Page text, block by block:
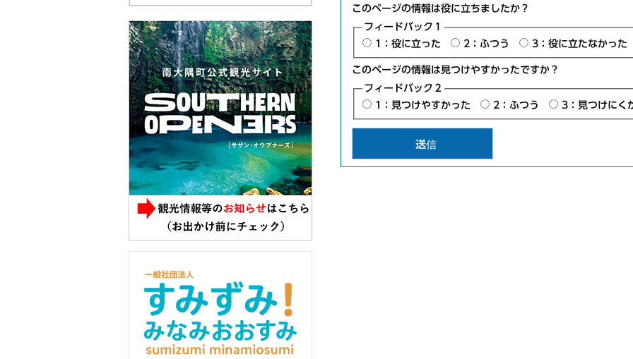
このページの情報は役に立ちましたか？
フィードバック１
1：役に立った
2：ふつう 3：役に立たなかった
このページの情報は見つけやすかったですか？
フィードバック２
1：見つけやすかった
2：ふつう 3：見つけにく